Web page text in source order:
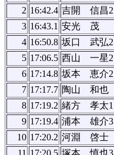
2 16:42.4 吉開 信昌2
3 16:43.1 安光 茂
4 16:50.8 坂口 武弘2
5 17:06.5 西山 一星2
6 17:14.8 坂本 恵介2
7 17:17.7 陶山 和也
8 17:19.2 緒方 孝太1
9 17:19.4 浦本 雄介3
10 17:20.2 河淵 啓士
11 17:20.5 塚本 慎也3